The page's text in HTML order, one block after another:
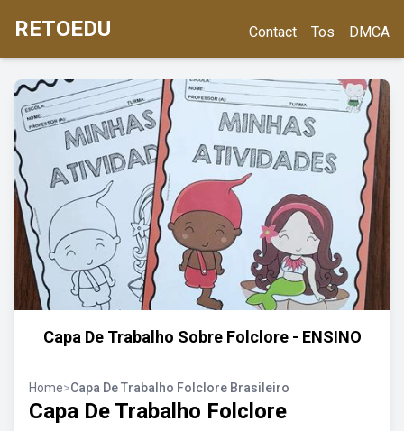
RETOEDU Contact Tos DMCA
Capa De Trabalho Sobre Folclore - ENSINO
Home>Capa De Trabalho Folclore Brasileiro
Capa De Trabalho Folclore